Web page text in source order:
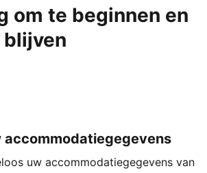
om te beginnen en
blijven
accommodatiegegevens
uw accommodatiegegevens van